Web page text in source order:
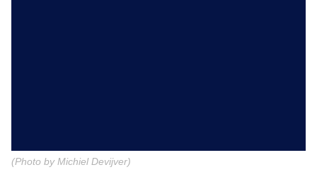
(Photo by Michiel Devijver)